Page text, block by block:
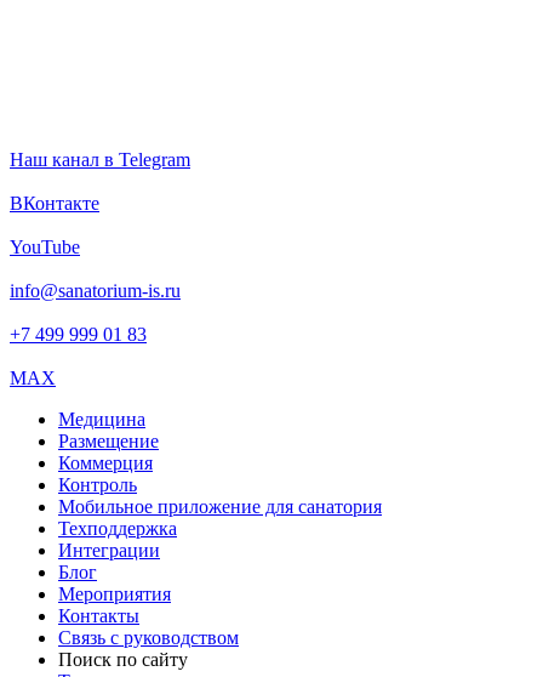
Наш канал в Telegram
ВКонтакте
YouTube
info@sanatorium-is.ru
+7 499 999 01 83
MAX
Медицина
Размещение
Коммерция
Контроль
Мобильное приложение для санатория
Техподдержка
Интеграции
Блог
Мероприятия
Контакты
Связь с руководством
Поиск по сайту